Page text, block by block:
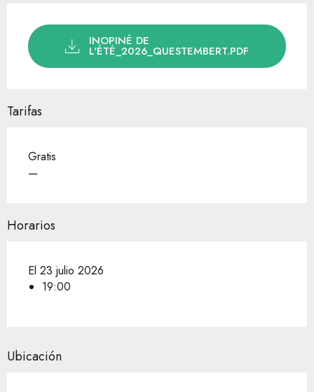
INOPINÉ DE
L'ÉTÉ_2026_QUESTEMBERT.PDF
Tarifas
Gratis
—
Horarios
El 23 julio 2026
19:00
Ubicación